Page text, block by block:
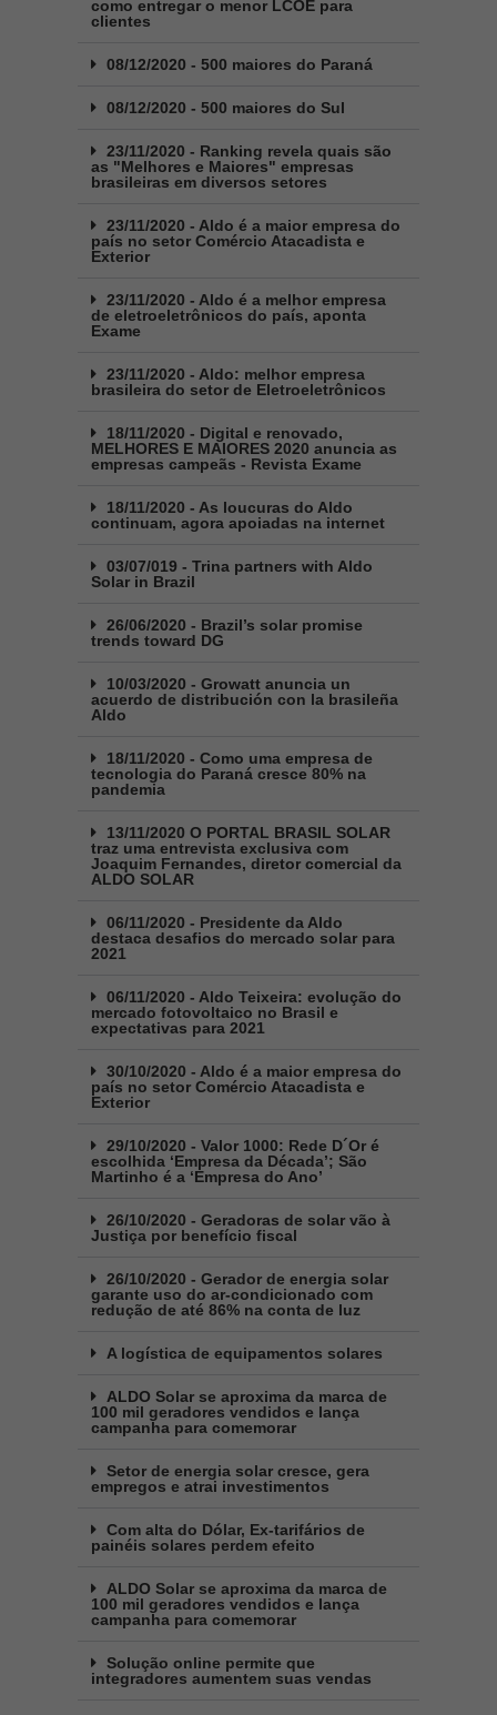
como entregar o menor LCOE para
clientes
08/12/2020 - 500 maiores do Paraná
08/12/2020 - 500 maiores do Sul
23/11/2020 - Ranking revela quais são
as "Melhores e Maiores" empresas
brasileiras em diversos setores
23/11/2020 - Aldo é a maior empresa do
país no setor Comércio Atacadista e
Exterior
23/11/2020 - Aldo é a melhor empresa
de eletroeletrônicos do país, aponta
Exame
23/11/2020 - Aldo: melhor empresa
brasileira do setor de Eletroeletrônicos
18/11/2020 - Digital e renovado,
MELHORES E MAIORES 2020 anuncia as
empresas campeãs - Revista Exame
18/11/2020 - As loucuras do Aldo
continuam, agora apoiadas na internet
03/07/019 - Trina partners with Aldo
Solar in Brazil
26/06/2020 - Brazil’s solar promise
trends toward DG
10/03/2020 - Growatt anuncia un
acuerdo de distribución con la brasileña
Aldo
18/11/2020 - Como uma empresa de
tecnologia do Paraná cresce 80% na
pandemia
13/11/2020 O PORTAL BRASIL SOLAR
traz uma entrevista exclusiva com
Joaquim Fernandes, diretor comercial da
ALDO SOLAR
06/11/2020 - Presidente da Aldo
destaca desafios do mercado solar para
2021
06/11/2020 - Aldo Teixeira: evolução do
mercado fotovoltaico no Brasil e
expectativas para 2021
30/10/2020 - Aldo é a maior empresa do
país no setor Comércio Atacadista e
Exterior
29/10/2020 - Valor 1000: Rede D´Or é
escolhida ‘Empresa da Década’; São
Martinho é a ‘Empresa do Ano’
26/10/2020 - Geradoras de solar vão à
Justiça por benefício fiscal
26/10/2020 - Gerador de energia solar
garante uso do ar-condicionado com
redução de até 86% na conta de luz
A logística de equipamentos solares
ALDO Solar se aproxima da marca de
100 mil geradores vendidos e lança
campanha para comemorar
Setor de energia solar cresce, gera
empregos e atrai investimentos
Com alta do Dólar, Ex-tarifários de
painéis solares perdem efeito
ALDO Solar se aproxima da marca de
100 mil geradores vendidos e lança
campanha para comemorar
Solução online permite que
integradores aumentem suas vendas